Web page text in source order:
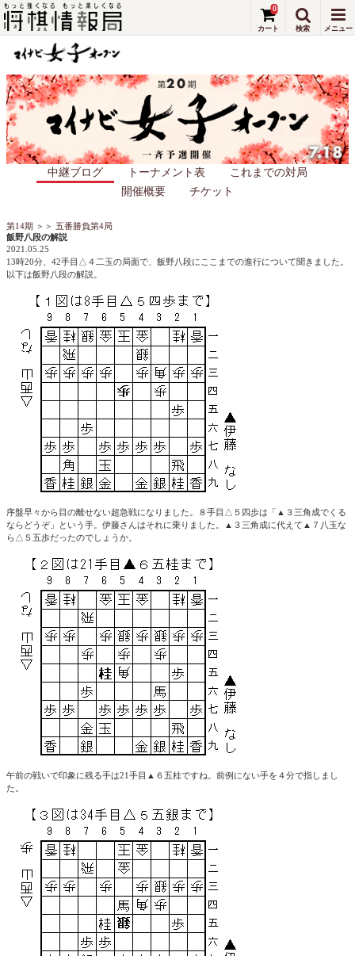
中継ブログ トーナメント表
これまでの対局
開催概要
チケット
0
第14期 ＞＞ 五番勝負第4局
飯野八段の解説
2021.05.25
13時20分、42手目△４二玉の局面で、飯野八段にここまでの進行について聞きました。
以下は飯野八段の解説。
序盤早々から目の離せない超急戦になりました。８手目△５四歩は「▲３三角成でくる
ならどうぞ」という手。伊藤さんはそれに乗りました。▲３三角成に代えて▲７八玉な
ら△５五歩だったのでしょうか。
午前の戦いで印象に残る手は21手目▲６五桂ですね。前例にない手を４分で指しまし
た。